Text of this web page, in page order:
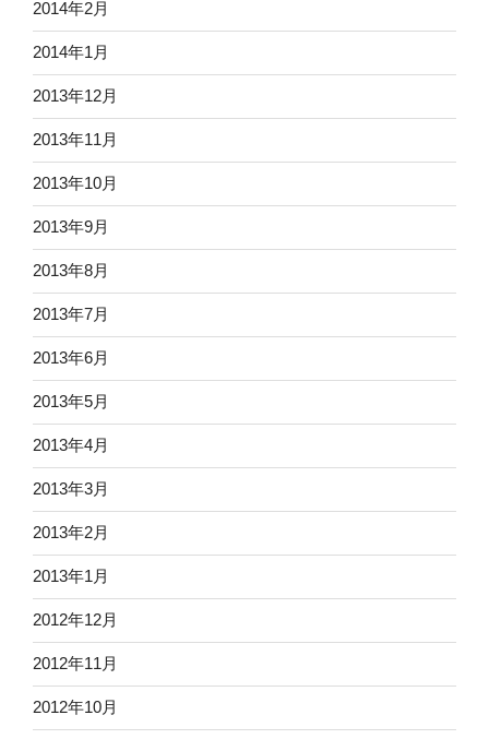
2014年2月
2014年1月
2013年12月
2013年11月
2013年10月
2013年9月
2013年8月
2013年7月
2013年6月
2013年5月
2013年4月
2013年3月
2013年2月
2013年1月
2012年12月
2012年11月
2012年10月